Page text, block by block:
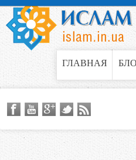
Jump to
ГЛАВНАЯ